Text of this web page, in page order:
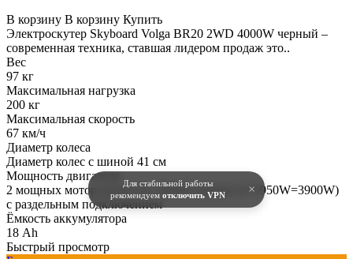
Для стабильной работы
рекомендуем отключить VPN ×
В корзину В корзину Купить
Электроскутер Skyboard Volga BR20 2WD 4000W черный –
современная техника, ставшая лидером продаж это..
Вес
97 кг
Максимальная нагрузка
200 кг
Максимальная скорость
67 км/ч
Диаметр колеса
Диаметр колес с шиной 41 см
Мощность двигателя
2 мощных мотор-колеса по 1950W каждое (2*1950W=3900W)
с раздельным подключением
Ёмкость аккумулятора
18 Ah
Быстрый просмотр